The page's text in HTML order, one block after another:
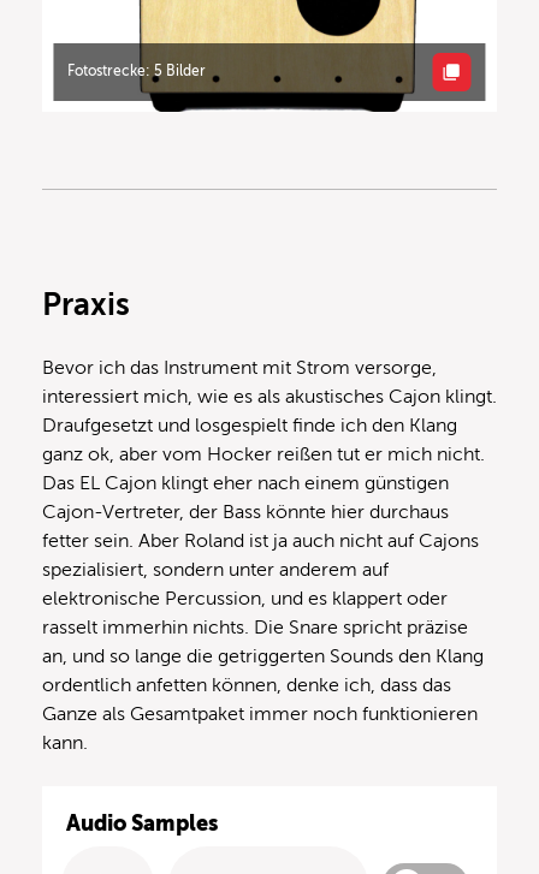
Fotostrecke: 5 Bilder
Praxis
Bevor ich das Instrument mit Strom versorge,
interessiert mich, wie es als akustisches Cajon klingt.
Draufgesetzt und losgespielt finde ich den Klang
ganz ok, aber vom Hocker reißen tut er mich nicht.
Das EL Cajon klingt eher nach einem günstigen
Cajon-Vertreter, der Bass könnte hier durchaus
fetter sein. Aber Roland ist ja auch nicht auf Cajons
spezialisiert, sondern unter anderem auf
elektronische Percussion, und es klappert oder
rasselt immerhin nichts. Die Snare spricht präzise
an, und so lange die getriggerten Sounds den Klang
ordentlich anfetten können, denke ich, dass das
Ganze als Gesamtpaket immer noch funktionieren
kann.
Audio Samples